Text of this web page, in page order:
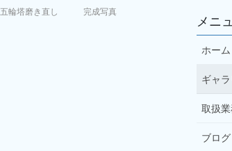
五輪塔磨き直し 完成写真
メニ
ホーム
ギャ
取扱業
ブログ